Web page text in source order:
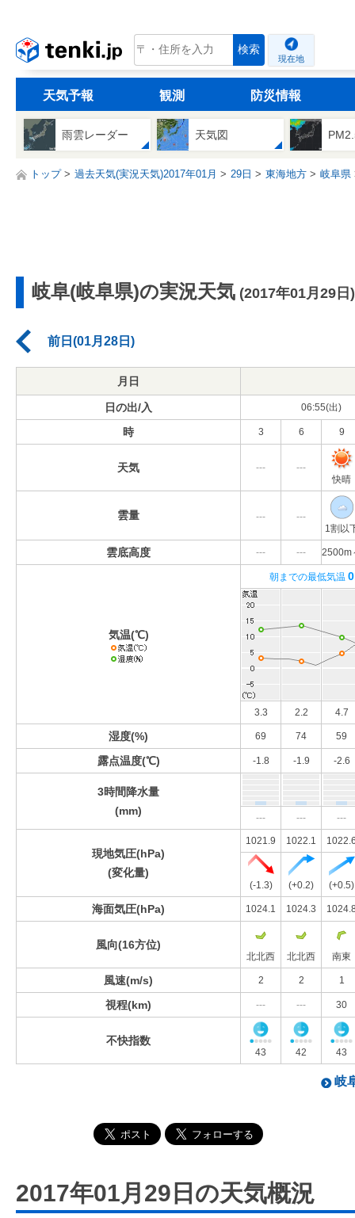
tenki.jp 検索
現在地
天気予報 観測 防災情報
雨雲レーダー 天気図
トップ 過去天気(実況天気)2017年01月 29日 東海地方 岐阜県
岐阜(岐阜県)の実況天気 (2017年01月29日)
前日(01月28日)
月日
日の出/入 06:55(出)
時 3 6 9
天気 ---
---
快晴
雲量 ---
---
1割以
雲底高度 --- --- 2500m
気温(℃)
朝までの最低気温
3.3 2.2 4.7
湿度(%) 69 74 59
露点温度(℃) -1.8 -1.9 -2.6
3時間降水量
(mm)
--- --- ---
現地気圧(hPa)
(変化量)
1021.9 1022.1
(-1.3) (+0.2) (+0.5)
海面気圧(hPa) 1024.1 1024.3
風向(16方位)
北北西 北北西 南東
風速(m/s) 2 2 1
視程(km) --- --- 30
不快指数
43 42 43
岐
2017年01月29日の天気概況